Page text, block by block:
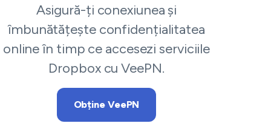
Asigură-ți conexiunea și
îmbunătățește confidențialitatea
online în timp ce accesezi serviciile
Dropbox cu VeePN.
Obține VeePN